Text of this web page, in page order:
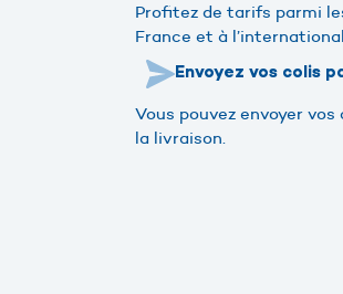
Profitez de tarifs parmi
France et à
Envoyez vos colis
Vous pouvez envoyer
la livraison.